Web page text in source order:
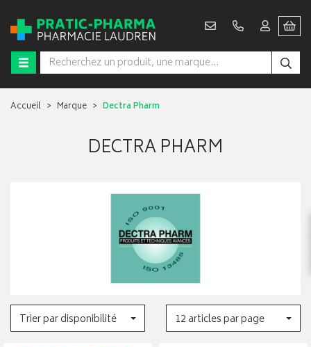
Accueil Marque Dectra Pharm
DECTRA PHARM
Trier par disponibilité 12 articles par page